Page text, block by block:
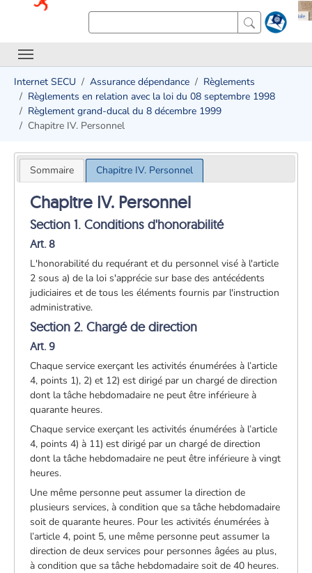
Internet SECU Assurance dépendance
Règlements
Règlements en relation avec la loi du 08 septembre 1998
Règlement grand-ducal du 8 décembre 1999
Chapitre IV. Personnel
Sommaire Chapitre IV. Personnel
Chapitre IV. Personnel
Section 1. Conditions d'honorabilité
Art. 8
L'honorabilité du requérant et du personnel visé à l'article
2 sous a) de la loi s'apprécie sur base des antécédents
judiciaires et de tous les éléments fournis par l'instruction
administrative.
Section 2. Chargé de direction
Art. 9
Chaque service exerçant les activités énumérées à l’article
4, points 1), 2) et 12) est dirigé par un chargé de direction
dont la tâche hebdomadaire ne peut être inférieure à
quarante heures.
Chaque service exerçant les activités énumérées à l’article
4, points 4) à 11) est dirigé par un chargé de direction
dont la tâche hebdomadaire ne peut être inférieure à vingt
heures.
Une même personne peut assumer la direction de
plusieurs services, à condition que sa tâche hebdomadaire
soit de quarante heures. Pour les activités énumérées à
l’article 4, point 5, une même personne peut assumer la
direction de deux services pour personnes âgées au plus,
à condition que sa tâche hebdomadaire soit de 40 heures.